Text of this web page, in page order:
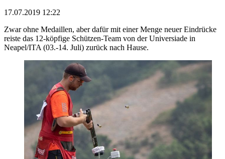
17.07.2019 12:22
Zwar ohne Medaillen, aber dafür mit einer Menge neuer Eindrücke
reiste das 12-köpfige Schützen-Team von der Universiade in
Neapel/ITA (03.-14. Juli) zurück nach Hause.